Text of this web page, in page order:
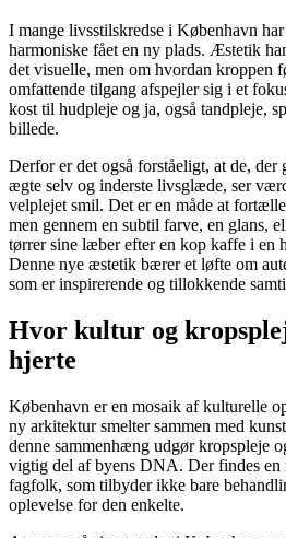
I mange livsstilskredse i København
harmoniske fået en ny plads. Æstetik
det visuelle, men om hvordan kroppen
omfattende tilgang afspejler sig i et
kost til hudpleje og ja, også tandpleje,
billede.
Derfor er det også forståeligt, at de, der
ægte selv og inderste livsglæde, ser
velplejet smil. Det er en måde at
men gennem en subtil farve, en glans,
tørrer sine læber efter en kop kaffe i en
Denne nye æstetik bærer et løfte om
som er inspirerende og tillokkende
Hvor kultur og
hjerte
København er en mosaik af kulturelle
ny arkitektur smelter sammen med
denne sammenhæng udgør kropspleje
vigtig del af byens DNA. Der findes en
fagfolk, som tilbyder ikke bare
oplevelse for den enkelte.